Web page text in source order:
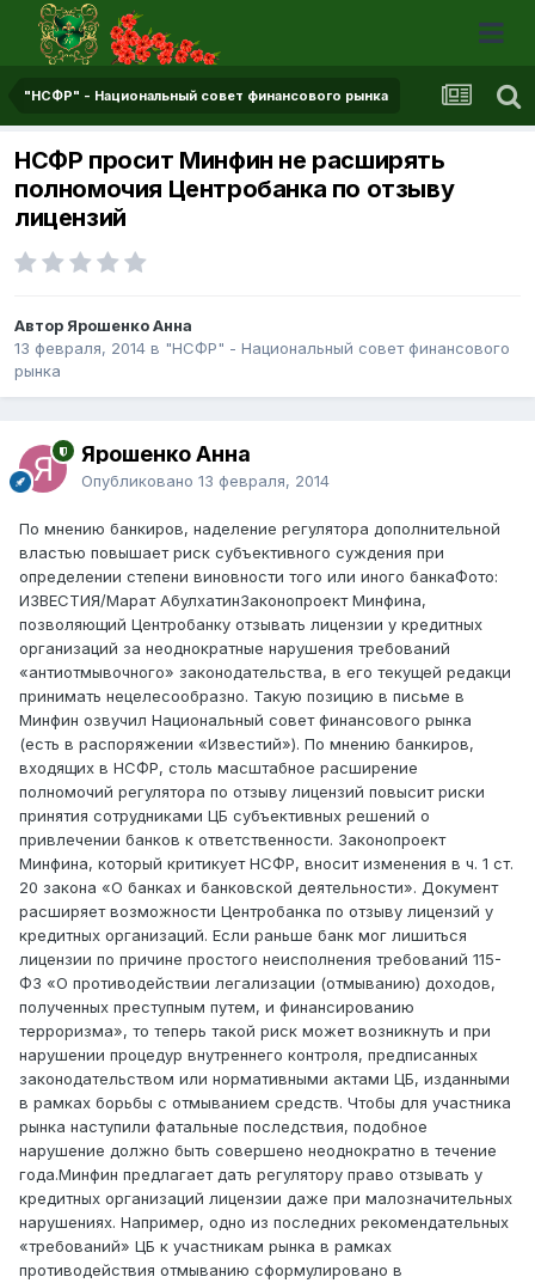
"НСФР" - Национальный совет финансового рынка
НСФР просит Минфин не расширять
полномочия Центробанка по отзыву
лицензий
Автор Ярошенко Анна
13 февраля, 2014 в "НСФР" - Национальный совет финансового
рынка
Ярошенко Анна
Опубликовано 13 февраля, 2014
По мнению банкиров, наделение регулятора дополнительной
властью повышает риск субъективного суждения при
определении степени виновности того или иного банкаФото:
ИЗВЕСТИЯ/Марат АбулхатинЗаконопроект Минфина,
позволяющий Центробанку отзывать лицензии у кредитных
организаций за неоднократные нарушения требований
«антиотмывочного» законодательства, в его текущей редакци
принимать нецелесообразно. Такую позицию в письме в
Минфин озвучил Национальный совет финансового рынка
(есть в распоряжении «Известий»). По мнению банкиров,
входящих в НСФР, столь масштабное расширение
полномочий регулятора по отзыву лицензий повысит риски
принятия сотрудниками ЦБ субъективных решений о
привлечении банков к ответственности. Законопроект
Минфина, который критикует НСФР, вносит изменения в ч. 1 ст.
20 закона «О банках и банковской деятельности». Документ
расширяет возможности Центробанка по отзыву лицензий у
кредитных организаций. Если раньше банк мог лишиться
лицензии по причине простого неисполнения требований 115-
ФЗ «О противодействии легализации (отмыванию) доходов,
полученных преступным путем, и финансированию
терроризма», то теперь такой риск может возникнуть и при
нарушении процедур внутреннего контроля, предписанных
законодательством или нормативными актами ЦБ, изданными
в рамках борьбы с отмыванием средств. Чтобы для участника
рынка наступили фатальные последствия, подобное
нарушение должно быть совершено неоднократно в течение
года.Минфин предлагает дать регулятору право отзывать у
кредитных организаций лицензии даже при малозначительных
нарушениях. Например, одно из последних рекомендательных
«требований» ЦБ к участникам рынка в рамках
противодействия отмыванию сформулировано в